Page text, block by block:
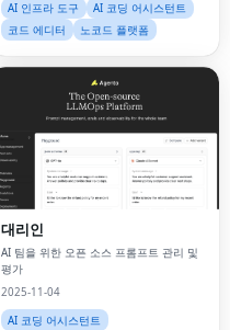
AI 인프라 도구
AI 코딩 어시스턴트
코드 에디터
노코드 플랫폼
대리인
AI 팀을 위한 오픈 소스 프롬프트 관리 및
평가
2025-11-04
AI 코딩 어시스턴트